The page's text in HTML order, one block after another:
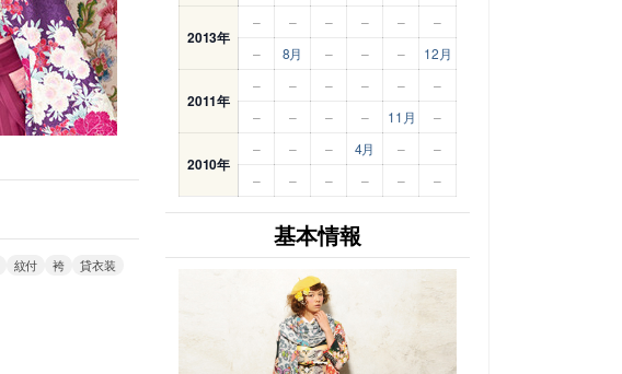
紋付 袴 貸衣装
2013年
– – – – –
–
–
8月 – – – 12月
2011年
– – – – –
–
–
– – – 11月 –
2010年
– – – 4月 –
–
–
– – – – –
基本情報